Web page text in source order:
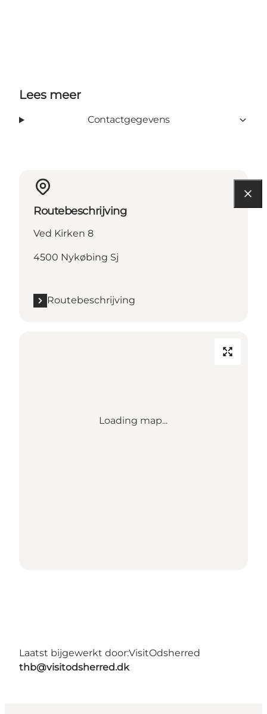
Lees meer
Contactgegevens
Routebeschrijving
Ved Kirken 8
4500 Nykøbing Sj
Routebeschrijving
Loading map...
Laatst bijgewerkt door:VisitOdsherred
thb@visitodsherred.dk